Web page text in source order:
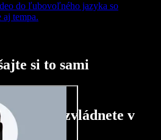
do ľubovoľného jazyka so
aj tempa.
si to sami
toho, čo zvládnete v